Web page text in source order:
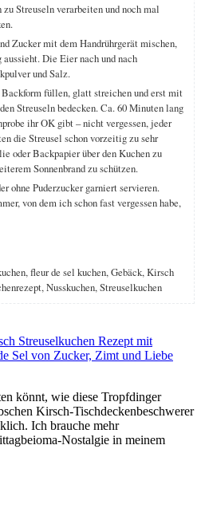
Streuseln verarbeiten und noch mal
Zucker mit dem Handrührgerät mischen,
Die Eier nach und nach
und Salz.
füllen, glatt streichen und erst mit
Streuseln bedecken. Ca. 60 Minuten lang
ihr OK gibt – nicht vergessen, jeder
die Streusel schon vorzeitig zu sehr
oder Backpapier über den Kuchen zu
Sonnenbrand zu schützen.
ohne Puderzucker garniert servieren.
von dem ich schon fast vergessen habe,
fleur de sel kuchen, Gebäck, Kirsch
Nusskuchen, Streuselkuchen
könnt, wie diese Tropfdinger
Kirsch-Tischdeckenbeschwerer
Ich brauche mehr
Nostalgie in meinem